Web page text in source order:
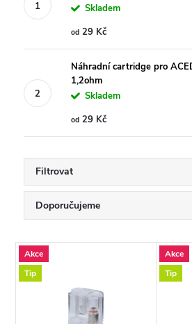
Skladem
od 29 Kč
Náhradní cartridge pro
1,2ohm
Skladem
od 29 Kč
Filtrovat
Ř
a
z
Doporučujeme
Nejdražší
Nejprodávanější
Abecedně
V
ý
Akce
Tip
Akce
Tip